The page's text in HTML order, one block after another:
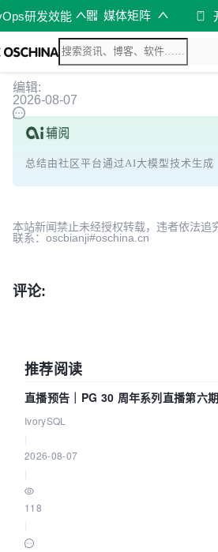
研发效能 媒体矩阵
编辑:
2026-08-07
总结由社区平台通过AI大模型技术生成
本站新闻禁止未经授权转载，违者依法追
联系：oscbianji#oschina.cn
评论:
推荐阅读
直播预告｜PG 30 周年系列直播第六
核——我们改得动吗？我们贡献了什么
IvorySQL
2026-08-07
118